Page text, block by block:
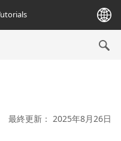
最終更新： 2025年8月26日